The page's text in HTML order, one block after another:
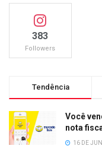
383
Followers
Tendência
Você
nota
16 DE